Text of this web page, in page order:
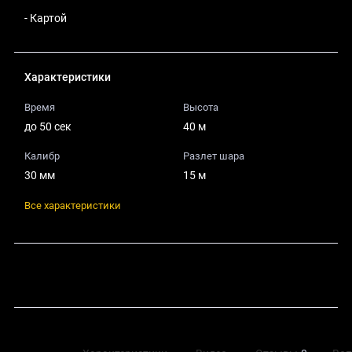
- Картой
Характеристики
Время
до 50 сек
Высота
40 м
Калибр
30 мм
Разлет шара
15 м
Все характеристики